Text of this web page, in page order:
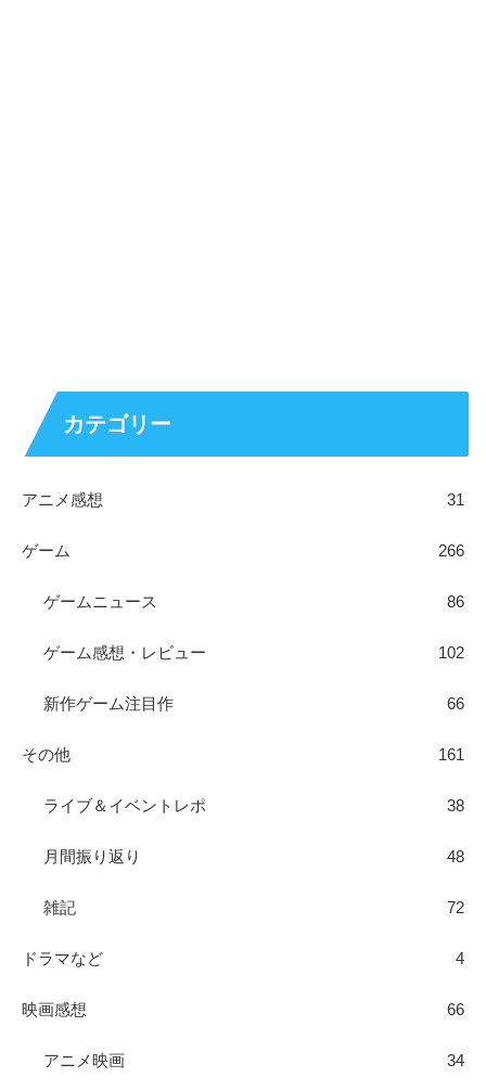
カテゴリー
アニメ感想 31
ゲーム 266
ゲームニュース 86
ゲーム感想・レビュー 102
新作ゲーム注目作 66
その他 161
ライブ＆イベントレポ 38
月間振り返り 48
雑記 72
ドラマなど 4
映画感想 66
アニメ映画 34